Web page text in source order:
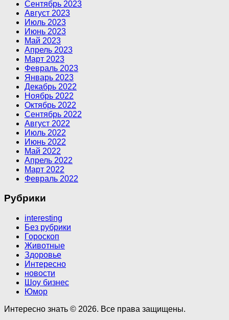
Сентябрь 2023
Август 2023
Июль 2023
Июнь 2023
Май 2023
Апрель 2023
Март 2023
Февраль 2023
Январь 2023
Декабрь 2022
Ноябрь 2022
Октябрь 2022
Сентябрь 2022
Август 2022
Июль 2022
Июнь 2022
Май 2022
Апрель 2022
Март 2022
Февраль 2022
Рубрики
interesting
Без рубрики
Гороскоп
Животные
Здоровье
Интересно
новости
Шоу бизнес
Юмор
Интересно знать © 2026. Все права защищены.